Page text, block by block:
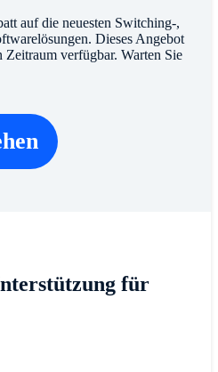
auf die neuesten Switching-,
Dieses Angebot
Zeitraum verfügbar. Warten Sie
für